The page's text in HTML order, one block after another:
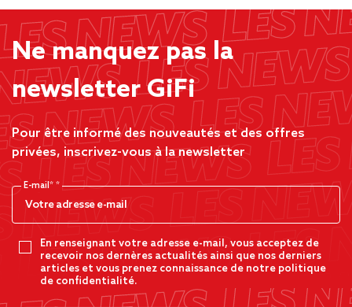
Ne manquez pas la
newsletter GiFi
Pour être informé des nouveautés et des offres
privées, inscrivez-vous à la newsletter
E-mail*
En renseignant votre adresse e-mail, vous acceptez de
recevoir nos dernères actualités ainsi que nos derniers
articles et vous prenez connaissance de notre politique
de confidentialité.